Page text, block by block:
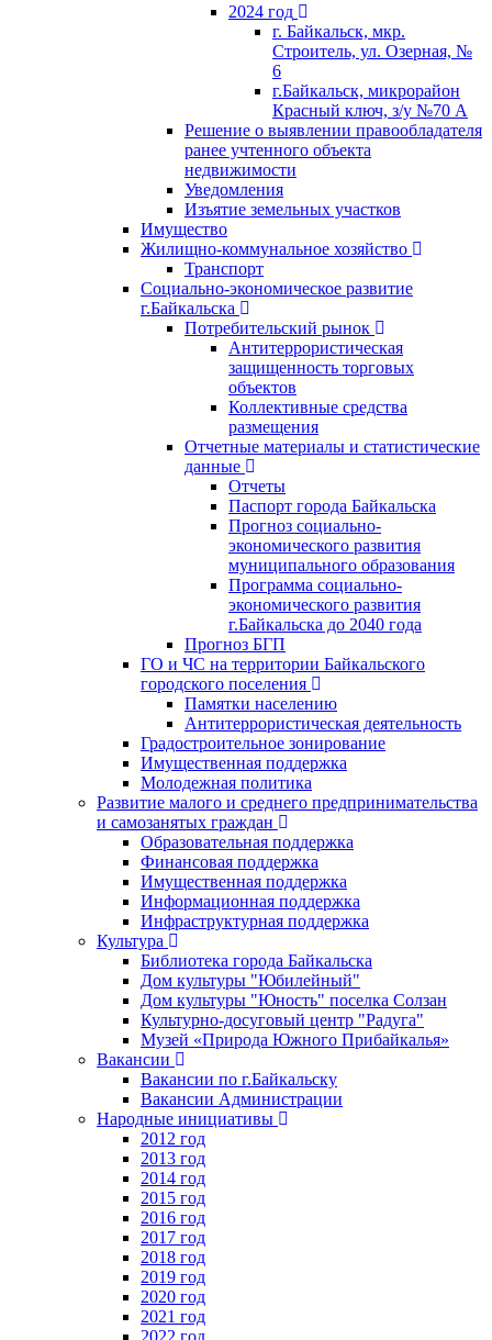
2024 год
г. Байкальск, мкр.
Строитель, ул. Озерная, №
6
г.Байкальск, микрорайон
Красный ключ, з/у №70 А
Решение о выявлении правообладателя
ранее учтенного объекта
недвижимости
Уведомления
Изъятие земельных участков
Имущество
Жилищно-коммунальное хозяйство
Транспорт
Социально-экономическое развитие
г.Байкальска
Потребительский рынок
Антитеррористическая
защищенность торговых
объектов
Коллективные средства
размещения
Отчетные материалы и статистические
данные
Отчеты
Паспорт города Байкальска
Прогноз социально-
экономического развития
муниципального образования
Программа социально-
экономического развития
г.Байкальска до 2040 года
Прогноз БГП
ГО и ЧС на территории Байкальского
городского поселения
Памятки населению
Антитеррористическая деятельность
Градостроительное зонирование
Имущественная поддержка
Молодежная политика
Развитие малого и среднего предпринимательства
и самозанятых граждан
Образовательная поддержка
Финансовая поддержка
Имущественная поддержка
Информационная поддержка
Инфраструктурная поддержка
Культура
Библиотека города Байкальска
Дом культуры "Юбилейный"
Дом культуры "Юность" поселка Солзан
Культурно-досуговый центр "Радуга"
Музей «Природа Южного Прибайкалья»
Вакансии
Вакансии по г.Байкальску
Вакансии Администрации
Народные инициативы
2012 год
2013 год
2014 год
2015 год
2016 год
2017 год
2018 год
2019 год
2020 год
2021 год
2022 год